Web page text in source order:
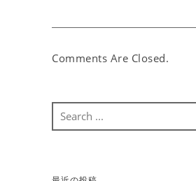
Comments Are Closed.